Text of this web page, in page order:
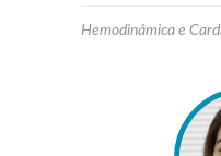
Hemodinâmica e